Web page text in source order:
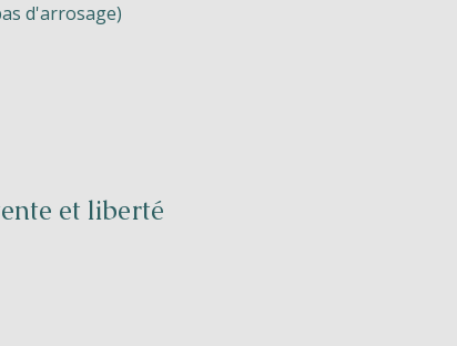
d'arrosage)
et liberté